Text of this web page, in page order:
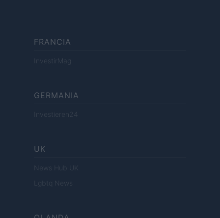
FRANCIA
InvestirMag
GERMANIA
Investieren24
UK
News Hub UK
Lgbtq News